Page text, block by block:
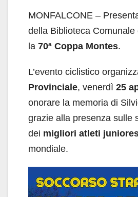
MONFALCONE –
della Biblioteca Comunale
la 70ª Coppa Montes.
L’evento ciclistico
Provinciale, venerdì 25
onorare la memoria di
grazie alla presenza sulle
dei migliori atleti
mondiale.